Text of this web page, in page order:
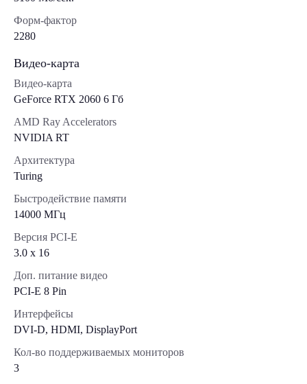
Форм-фактор
2280
Видео-карта
Видео-карта
GeForce RTX 2060 6 Гб
AMD Ray Accelerators
NVIDIA RT
Архитектура
Turing
Быстродействие памяти
14000 МГц
Версия PCI-E
3.0 x 16
Доп. питание видео
PCI-E 8 Pin
Интерфейсы
DVI-D, HDMI, DisplayPort
Кол-во поддерживаемых мониторов
3